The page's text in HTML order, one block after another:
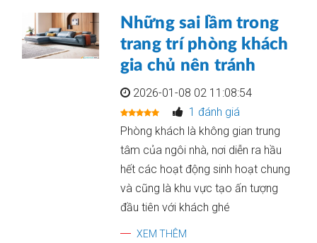
Những sai lầm trong
trang trí phòng khách
gia chủ nên tránh
2026-01-08 02 11:08:54
1 đánh giá
Phòng khách là không gian trung
tâm của ngôi nhà, nơi diễn ra hầu
hết các hoạt động sinh hoạt chung
và cũng là khu vực tạo ấn tượng
đầu tiên với khách ghé
XEM THÊM